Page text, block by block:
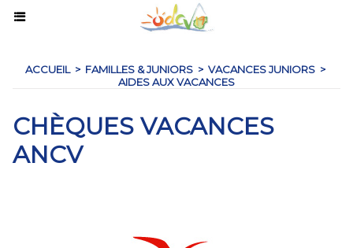
ACCUEIL > FAMILLES & JUNIORS > VACANCES JUNIORS >
AIDES AUX VACANCES
CHÈQUES VACANCES
ANCV